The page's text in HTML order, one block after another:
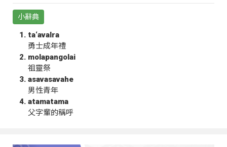
小辭典
ta‘avalra
勇士成年禮
molapangolai
祖靈祭
asavasavahe
男性青年
atamatama
父字輩的稱呼